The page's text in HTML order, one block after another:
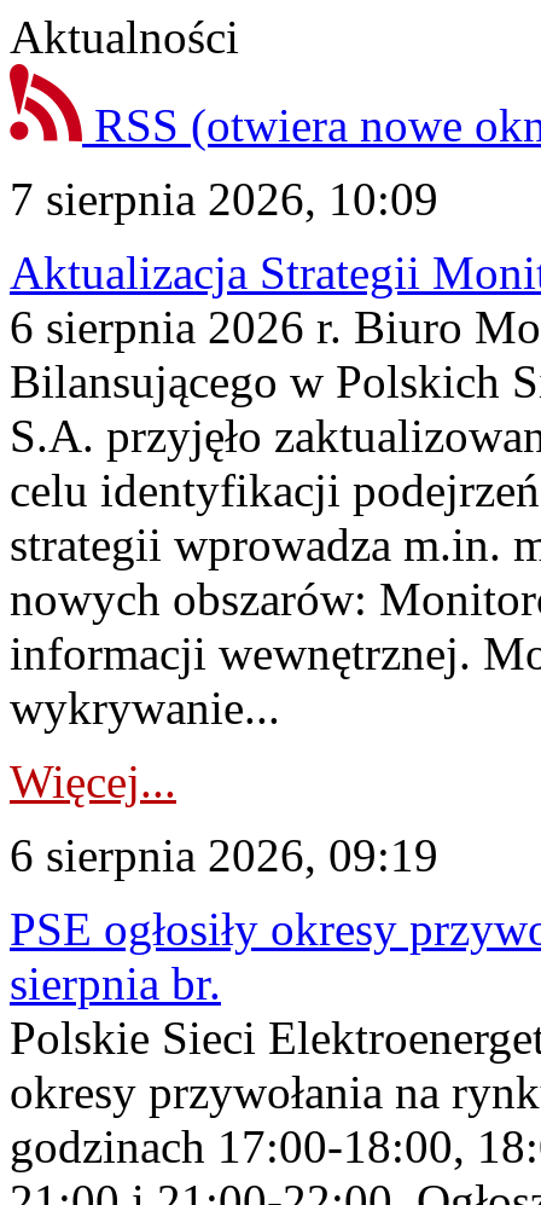
Aktualności
RSS (otwiera nowe
7 sierpnia 2026, 10:09
Aktualizacja Strategii
6 sierpnia 2026 r. Biuro
Bilansującego w Polskich
S.A. przyjęło
celu identyfikacji
strategii wprowadza m.in.
nowych obszarów:
informacji wewnętrznej.
wykrywanie...
Więcej...
6 sierpnia 2026, 09:19
PSE ogłosiły okresy
sierpnia br.
Polskie Sieci
okresy przywołania na
godzinach 17:00-18:00,